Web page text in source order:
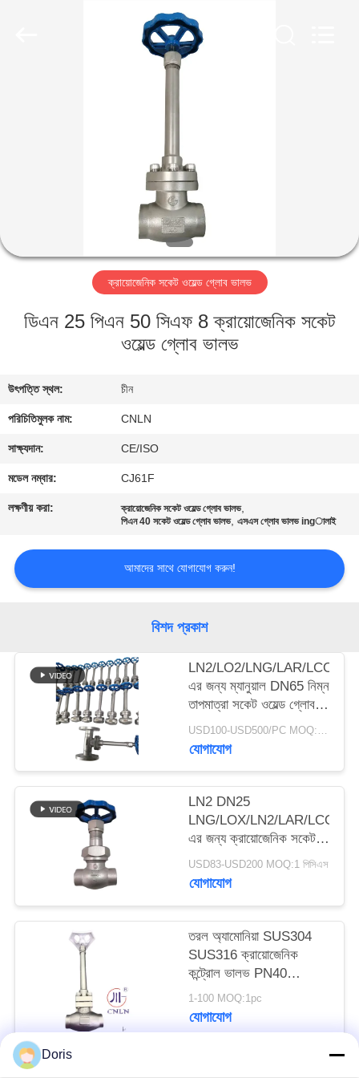
আমাদের
সম্পর্কে
কারখানা
মান
নিয়ন্ত্রণ
যোগাযোগ
করুন
খবর
উদ্ধৃতির
জন্য
আবেদন
ম্যাপ
ক্রায়োজেনিক সকেট ওয়েল্ড গ্লোব ভালভ
ডিএন 25 পিএন 50 সিএফ 8 ক্রায়োজেনিক সকেট
ওয়েল্ড গ্লোব ভালভ
উৎপত্তি স্থল: চীন
পরিচিতিমুলক নাম: CNLN
সাক্ষ্যদান: CE/ISO
মডেল নম্বার: CJ61F
লক্ষণীয় করা: ক্রায়োজেনিক সকেট ওয়েল্ড গ্লোব ভালভ,
পিএন 40 সকেট ওয়েল্ড গ্লোব ভালভ,এসএস গ্লোব ভালভ ingালাই
আমাদের সাথে যোগাযোগ করুন!
বিশদ প্রকাশ
LN2/LO2/LNG/LAR/LCO2-
এর জন্য ম্যানুয়াল DN65 নিম্ন
তাপমাত্রা সকেট ওয়েল্ড গ্লোব
ভালভ
USD100-USD500/PC MOQ:1pc
যোগাযোগ
LN2 DN25
LNG/LOX/LN2/LAR/LCO2
এর জন্য ক্রায়োজেনিক সকেট
ওয়েল্ড গ্লোব ভালভ DJ61F-
40P
USD83-USD200 MOQ:1 পিসিএস
যোগাযোগ
তরল অ্যামোনিয়া SUS304
SUS316 ক্রায়োজেনিক
কন্ট্রোল ভালভ PN40
-196~+80°C
1-100 MOQ:1pc
যোগাযোগ
Doris